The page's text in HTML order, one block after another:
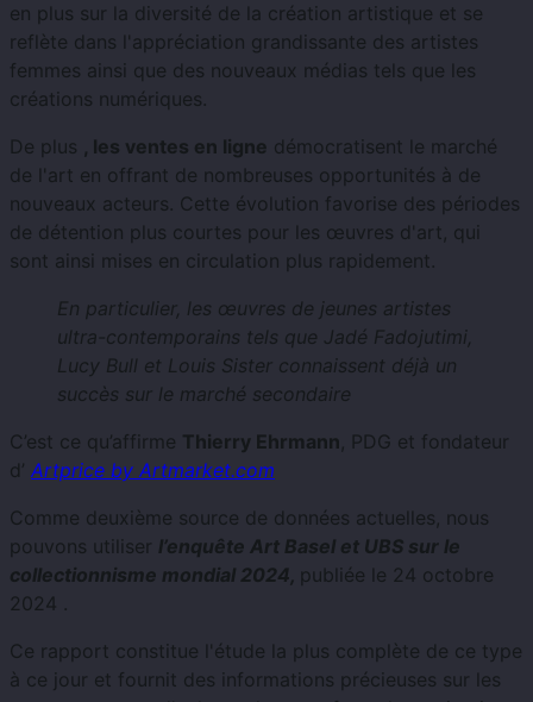
en plus sur la diversité de la création artistique et se
reflète dans l'appréciation grandissante des artistes
femmes ainsi que des nouveaux médias tels que les
créations numériques.
De plus , les ventes en ligne démocratisent le marché
de l'art en offrant de nombreuses opportunités à de
nouveaux acteurs. Cette évolution favorise des périodes
de détention plus courtes pour les œuvres d'art, qui
sont ainsi mises en circulation plus rapidement.
En particulier, les œuvres de jeunes artistes
ultra-contemporains tels que Jadé Fadojutimi,
Lucy Bull et Louis Sister connaissent déjà un
succès sur le marché secondaire
C’est ce qu’affirme Thierry Ehrmann, PDG et fondateur
d’ Artprice by Artmarket.com
Comme deuxième source de données actuelles, nous
pouvons utiliser l’enquête Art Basel et UBS sur le
collectionnisme mondial 2024, publiée le 24 octobre
2024 .
Ce rapport constitue l'étude la plus complète de ce type
à ce jour et fournit des informations précieuses sur les